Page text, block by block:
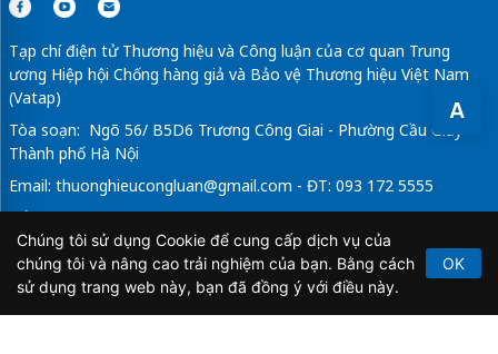
A
Tạp chí điện tử Thương hiệu và Công luận của cơ quan Trung
ương Hiệp hội Chống hàng giả và Bảo vệ Thương hiệu Việt Nam
(Vatap)
Tòa soạn: Ngõ 56/ B5D6 Trương Công Giai - Phường Cầu Giấy -
Thành phố Hà Nội
Email: thuonghieucongluan@gmail.com - ĐT: 093 172 5555
Tổng Biên Tập: Vũ Đức Thuận
Giấy phép hoạt động báo chí điện tử số 64/GP-BTTTT do Bộ
Thông tin và Truyền thông cấp ngày 21/2/2020.
Chúng tôi sử dụng Cookie để cung cấp dịch vụ của
chúng tôi và nâng cao trải nghiệm của bạn. Bằng cách
sử dụng trang web này, bạn đã đồng ý với điều này.
OK